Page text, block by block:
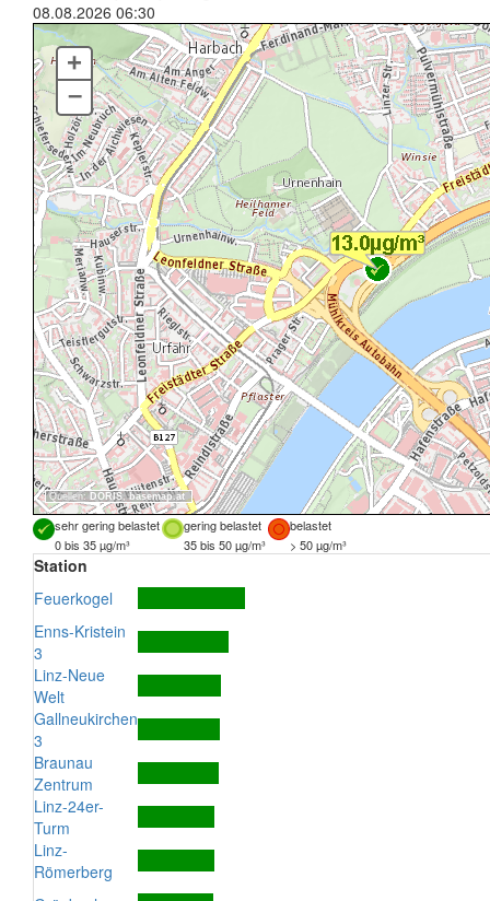
08.08.2026 06:30
Quellen: DORIS,basemap.at
+
–
sehr gering belastet gering belastet
belastet
0 bis 35 µg/m³
35 bis 50 µg/m³ > 50 µg/m³
Station
Feuerkogel
Enns-Kristein
3
Linz-Neue
Welt
Gallneukirchen
3
Braunau
Zentrum
Linz-24er-
Turm
Linz-
Römerberg